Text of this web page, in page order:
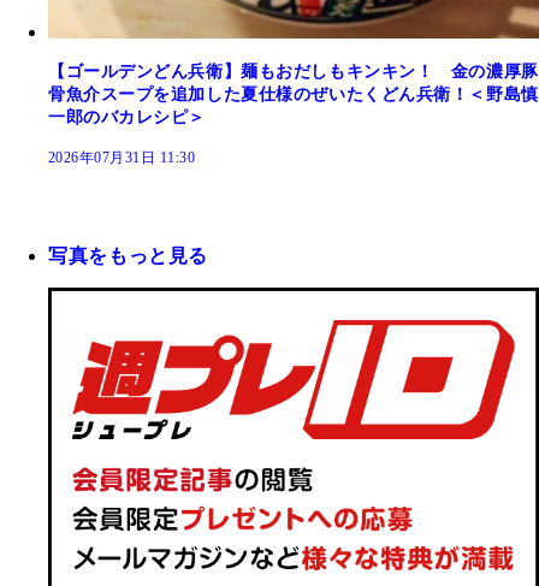
【ゴールデンどん兵衛】麺もおだしもキンキン！ 金の濃厚豚
骨魚介スープを追加した夏仕様のぜいたくどん兵衛！＜野島慎
一郎のバカレシピ＞
2026年07月31日 11:30
写真をもっと見る